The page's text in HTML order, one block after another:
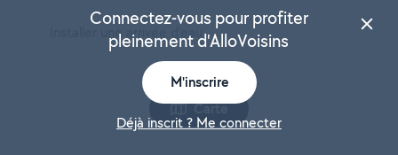
Installer une arrivée d'eau
Carte
Connectez-vous pour profiter
pleinement d'AlloVoisins
M'inscrire
Déjà inscrit ? Me connecter